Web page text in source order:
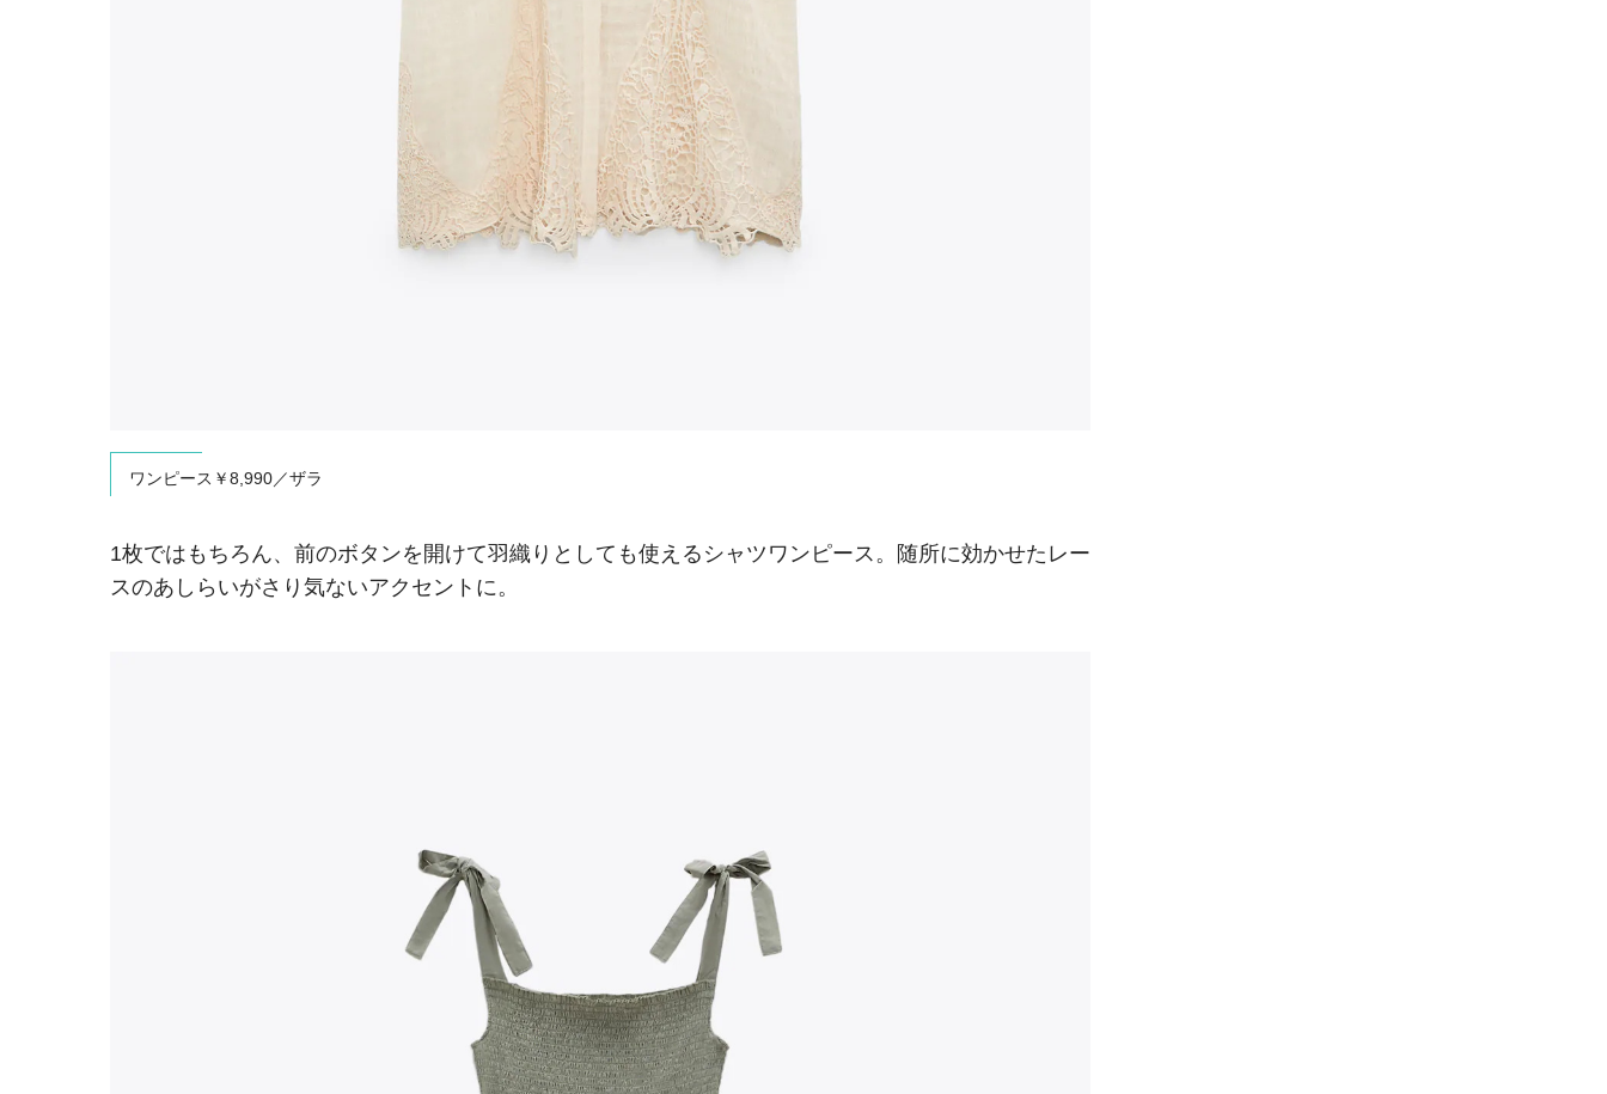
ワンピース￥8,990／ザラ
1枚ではもちろん、前のボタンを開けて羽織りとしても使えるシャツワンピース。随所に効かせたレー
スのあしらいがさり気ないアクセントに。